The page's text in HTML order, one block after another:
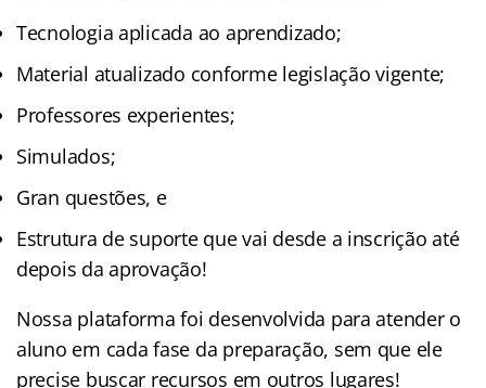
Tecnologia aplicada ao aprendizado;
Material atualizado conforme legislação vigente;
Professores experientes;
Simulados;
Gran questões, e
Estrutura de suporte que vai desde a inscrição até
depois da aprovação!
Nossa plataforma foi desenvolvida para atender o
aluno em cada fase da preparação, sem que ele
precise buscar recursos em outros lugares!